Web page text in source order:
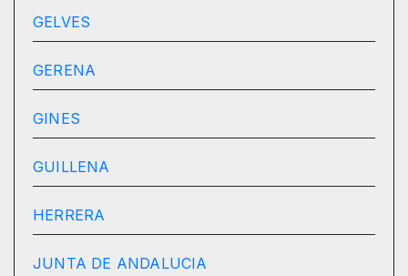
GELVES
GERENA
GINES
GUILLENA
HERRERA
JUNTA DE ANDALUCIA